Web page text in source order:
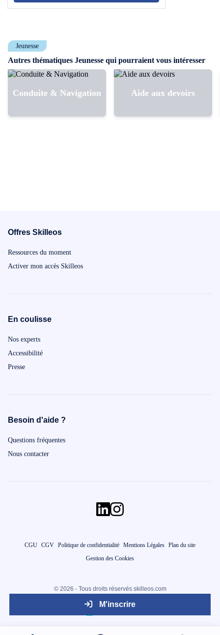
Jeunesse
Autres thématiques Jeunesse qui pourraient vous intéresser
Conduite & Navigation Aide aux devoirs
M'inscrire
Offres Skilleos
Ressources du moment
Activer mon accès Skilleos
En coulisse
Nos experts
Accessibilité
Presse
Besoin d'aide ?
Questions fréquentes
Nous contacter
CGU CGV Politique de confidentialité Mentions Légales Plan du site
Gestion des Cookies
© 2026 - Tous droits réservés skilleos.com